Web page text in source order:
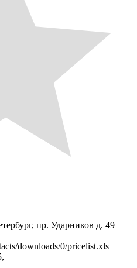
пр. Ударников д. 49
downloads/0/pricelist.xls